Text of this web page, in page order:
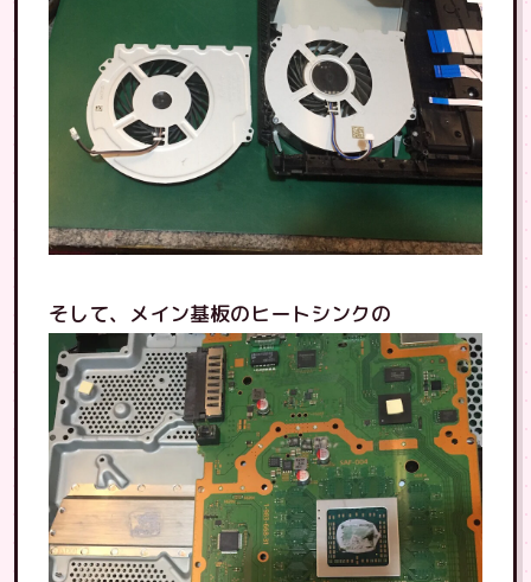
そして、メイン基板のヒートシンクの